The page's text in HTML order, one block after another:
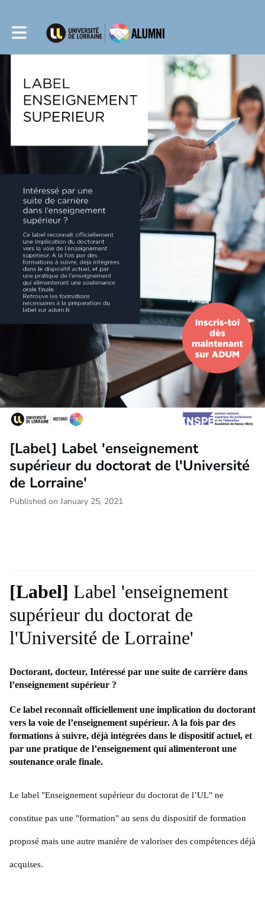
Toggle main navigation
[Label] Label 'enseignement
supérieur du doctorat de l'Université
de Lorraine'
Published on January 25, 2021
[Label] Label 'enseignement
supérieur du doctorat de
l'Université de Lorraine'
Doctorant, docteur, Intéressé par une suite de carrière dans
l’enseignement supérieur ?
Ce label reconnaît officiellement une implication du doctorant
vers la voie de l’enseignement supérieur. A la fois par des
formations à suivre, déjà intégrées dans le dispositif actuel, et
par une pratique de l’enseignement qui alimenteront une
soutenance orale finale.
Le label "Enseignement supérieur du doctorat de l’UL" ne
constitue pas une "formation" au sens du dispositif de formation
proposé mais une autre manière de valoriser des compétences déjà
acquises.